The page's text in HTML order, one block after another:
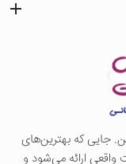
جایی که بهترین‌های
ارائه می‌شود و